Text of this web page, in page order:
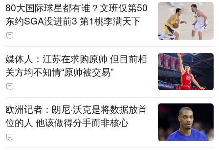
80大国际球星都有谁？文班仅第50
东约SGA没进前3 第1桃李满天下
媒体人：江苏在求购原帅 但目前相
关方均不知情“原帅被交易”
欧洲记者：朗尼·沃克是将数据放首
位的人 他该做得分手而非核心